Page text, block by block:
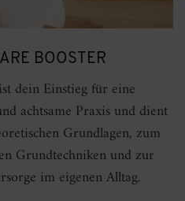
BOOSTER
dein Einstieg für eine
achtsame Praxis und dient
Grundlagen, zum
Grundtechniken und zur
im eigenen Alltag.